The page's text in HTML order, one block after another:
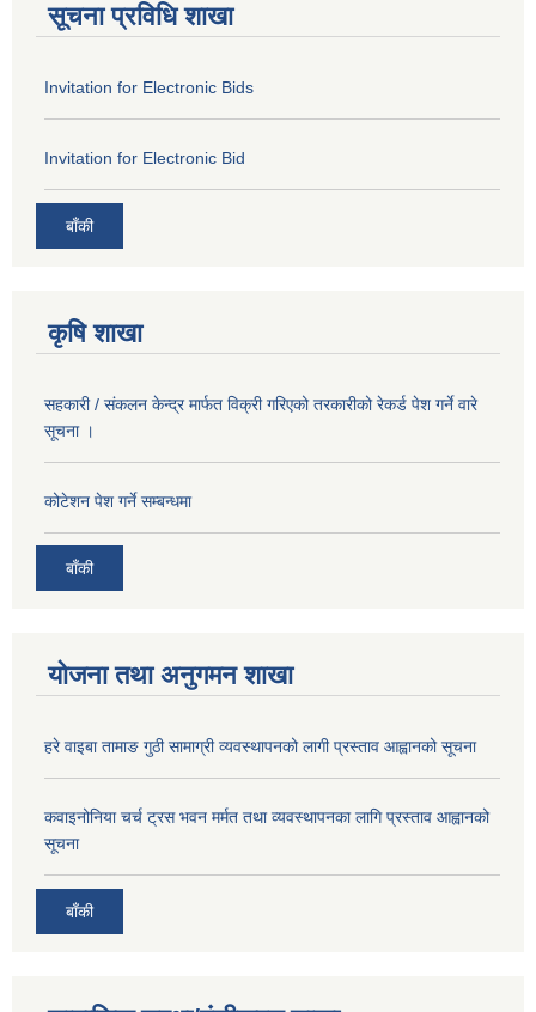
सूचना प्रविधि शाखा
Invitation for Electronic Bids
Invitation for Electronic Bid
बाँकी
कृषि शाखा
सहकारी / संकलन केन्द्र मार्फत विक्री गरिएको तरकारीको रेकर्ड पेश गर्ने वारे
सूचना ।
कोटेशन पेश गर्ने सम्बन्धमा
बाँकी
योजना तथा अनुगमन शाखा
हरे वाइबा तामाङ गुठी सामाग्री व्यवस्थापनको लागी प्रस्ताव आह्वानको सूचना
कवाइनोनिया चर्च ट्रस भवन मर्मत तथा व्यवस्थापनका लागि प्रस्ताव आह्वानको
सूचना
बाँकी